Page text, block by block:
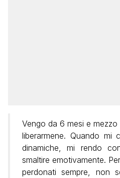
Vengo da 6 mesi e
liberarmene. Quando mi
dinamiche, mi rendo
smaltire emotivamente.
perdonati sempre, non